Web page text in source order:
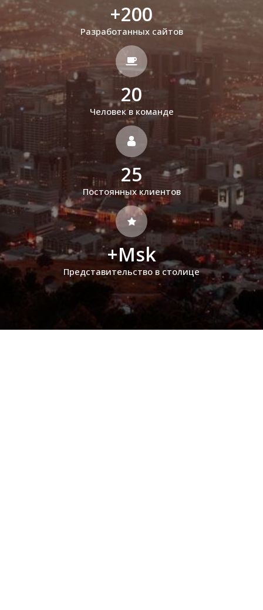
+200
Разработанных сайтов
20
Человек в команде
25
Постоянных клиентов
+Msk
Представительство в столице